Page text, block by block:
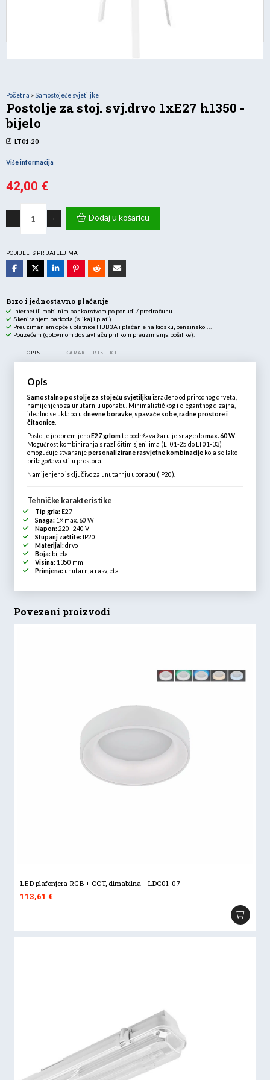
Početna » Samostojeće svjetiljke
Postolje za stoj. svj.drvo 1xE27 h1350 -
bijelo
LT01-20
Više informacija
42,00 €
-
svj.drvo
1xE27
bijelo
+ Dodaj u košaricu
PODIJELI S PRIJATELJIMA
Brzo i jednostavno plaćanje
Internet ili mobilnim bankarstvom po ponudi / predračunu.
Skeniranjem barkoda (slikaj i plati).
Preuzimanjem opće uplatnice HUB3A i plaćanje na kiosku, benzinskoj...
Pouzećem (gotovinom dostavljaču prilikom preuzimanja pošiljke).
OPIS KARAKTERISTIKE
Opis
Samostalno postolje za stojeću svjetiljku izrađeno od prirodnog drveta,
namijenjeno za unutarnju uporabu. Minimalističkog i elegantnog dizajna,
idealno se uklapa u dnevne boravke, spavaće sobe, radne prostore i
čitaonice.
Postolje je opremljenoE27 grlom te podržava žarulje snage domax. 60 W.
Mogućnost kombiniranja s različitim sjenilima (LT01-25 do LT01-33)
omogućuje stvaranjepersonalizirane rasvjetne kombinacijekoja se lako
prilagođava stilu prostora.
Namijenjeno isključivo za unutarnju uporabu (IP20).
Tehničke karakteristike
Tip grla: E27
Snaga: 1× max. 60 W
Napon: 220–240 V
Stupanj zaštite: IP20
Materijal: drvo
Boja: bijela
Visina: 1350 mm
Primjena: unutarnja rasvjeta
Povezani proizvodi
LED plafonjera RGB + CCT, dimabilna - LDC01-07
113,61€